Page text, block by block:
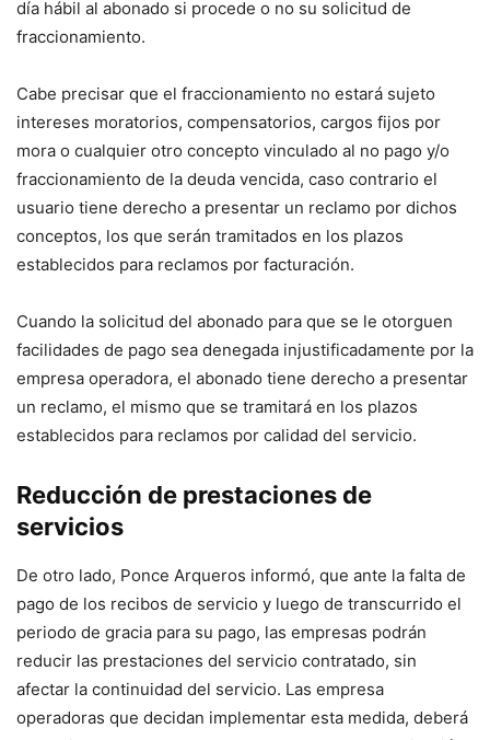
día hábil al abonado si procede o no su solicitud de
fraccionamiento.
Cabe precisar que el fraccionamiento no estará sujeto
intereses moratorios, compensatorios, cargos fijos por
mora o cualquier otro concepto vinculado al no pago y/o
fraccionamiento de la deuda vencida, caso contrario el
usuario tiene derecho a presentar un reclamo por dichos
conceptos, los que serán tramitados en los plazos
establecidos para reclamos por facturación.
Cuando la solicitud del abonado para que se le otorguen
facilidades de pago sea denegada injustificadamente por la
empresa operadora, el abonado tiene derecho a presentar
un reclamo, el mismo que se tramitará en los plazos
establecidos para reclamos por calidad del servicio.
Reducción de prestaciones de
servicios
De otro lado, Ponce Arqueros informó, que ante la falta de
pago de los recibos de servicio y luego de transcurrido el
periodo de gracia para su pago, las empresas podrán
reducir las prestaciones del servicio contratado, sin
afectar la continuidad del servicio. Las empresa
operadoras que decidan implementar esta medida, deberá